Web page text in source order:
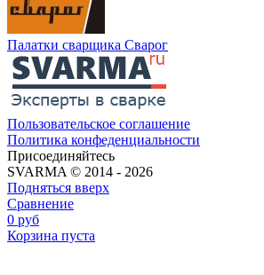
Палатки сварщика Сварог
Пользовательское соглашение
Политика конфеденциальности
Присоединяйтесь
SVARMA © 2014 - 2026
Подняться вверх
Сравнение
0 руб
Корзина пуста